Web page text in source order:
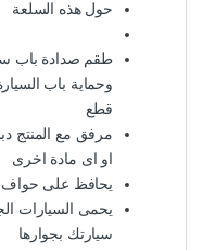
حول هذه السلعة
طقم صدادة باب
قطع
مرفق مع المنتج
او اى مادة اخرى
يحافظ على حواف
يحمى السيارات
سيارتك بجوارها